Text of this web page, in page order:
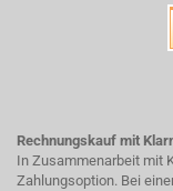
Rechnungskauf mit
In Zusammenarbeit mit
Zahlungsoption. Bei